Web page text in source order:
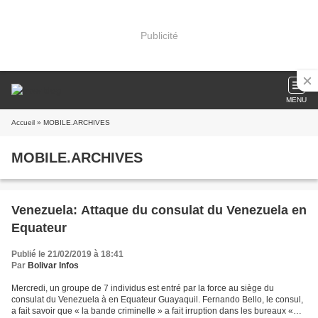
Publicité
MENU
Accueil » MOBILE.ARCHIVES
MOBILE.ARCHIVES
Venezuela: Attaque du consulat du Venezuela en
Equateur
Publié le 21/02/2019 à 18:41
Par Bolivar Infos
Mercredi, un groupe de 7 individus est entré par la force au siège du
consulat du Venezuela à en Equateur Guayaquil. Fernando Bello, le consul,
a fait savoir que « la bande criminelle » a fait irruption dans les bureaux «